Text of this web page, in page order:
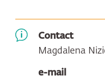
Contact
Magdalena
e-mail